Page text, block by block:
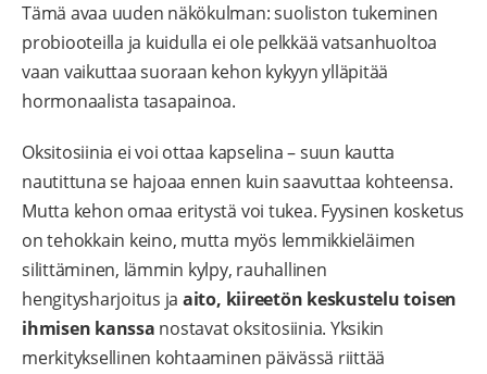
Tämä avaa uuden näkökulman: suoliston tukeminen
probiooteilla ja kuidulla ei ole pelkkää vatsanhuoltoa
vaan vaikuttaa suoraan kehon kykyyn ylläpitää
hormonaalista tasapainoa.
Oksitosiinia ei voi ottaa kapselina – suun kautta
nautittuna se hajoaa ennen kuin saavuttaa kohteensa.
Mutta kehon omaa eritystä voi tukea. Fyysinen kosketus
on tehokkain keino, mutta myös lemmikkieläimen
silittäminen, lämmin kylpy, rauhallinen
hengitysharjoitus ja aito, kiireetön keskustelu toisen
ihmisen kanssa nostavat oksitosiinia. Yksikin
merkityksellinen kohtaaminen päivässä riittää